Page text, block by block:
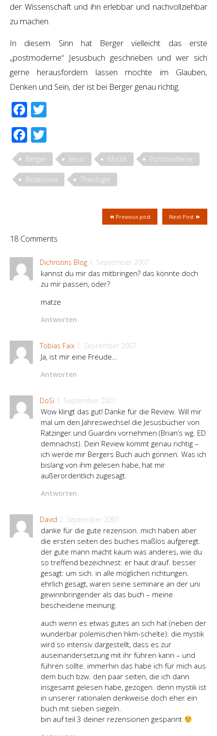
der Wissenschaft und ihn erlebbar und nachvollziehbar
zu machen.
In diesem Sinn hat Berger vielleicht das erste
„postmoderne“ Jesusbuch geschrieben und wer sich
gerne herausfordern lassen mochte im Glauben,
Denken und Sein, der ist bei Berger genau richtig.
Facebook
Facebook
Berger Jesus Mystik Postmoderne
Rezension Theologie
Next Post
Previous post
18 Comments
Dichristins Blog 1. September 2007
kannst du mir das mitbringen? das könnte doch
zu mir passen, oder?
matze
Antworten
Tobias Faix 1. September 2007
Ja, ist mir eine Freude…
Antworten
DoSi 1. September 2007
Wow klingt das gut! Danke für die Review. Will mir
mal um den Jahreswechsel die Jesusbücher von
Ratzinger und Guardini vornehmen (Brian’s wg. ED
demnächst). Dein Review kommt genau richtig –
ich werde mir Bergers Buch auch gönnen. Was ich
bislang von ihm gelesen habe, hat mir
außerordentlich zugesagt.
Antworten
David 2. September 2007
danke für die gute rezension. mich haben aber
die ersten seiten des buches maßlos aufgeregt.
der gute mann macht kaum was anderes, wie du
so treffend bezeichnest: er haut drauf. besser
gesagt: um sich. in alle möglichen richtungen.
ehrlich gesagt, waren seine seminare an der uni
gewinnbringender als das buch – meine
bescheidene meinung.
auch wenn es etwas gutes an sich hat (neben der
wunderbar polemischen hkm-schelte): die mystik
wird so intensiv dargestellt, dass es zur
auseinandersetzung mit ihr führen kann – und
führen sollte. immerhin das habe ich für mich aus
dem buch bzw. den paar seiten, die ich dann
insgesamt gelesen habe, gezogen. denn mystik ist
in unserer rationalen denkweise doch eher ein
buch mit sieben siegeln.
bin auf teil 3 deiner rezensionen gespannt